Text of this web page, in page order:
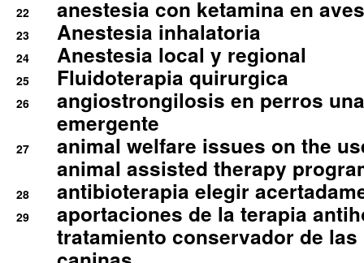
22 anestesia con ketamina en
23 Anestesia inhalatoria
24 Anestesia local y regional
25 Fluidoterapia quirurgica
26
angiostrongilosis en perros
emergente
27
animal welfare issues on the
animal assisted therapy
28 antibioterapia elegir
29
aportaciones de la terapia
tratamiento conservador de